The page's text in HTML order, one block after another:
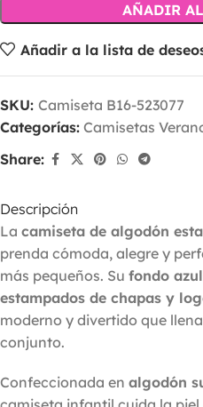
AÑADIR
Añadir a la lista de
SKU: Camiseta B16-523077
Categorías: Camisetas
Share:
Descripción
La camiseta de algodón
prenda cómoda, alegre y
más pequeños. Su fondo
estampados de chapas y
moderno y divertido que
conjunto.
Confeccionada en algodón